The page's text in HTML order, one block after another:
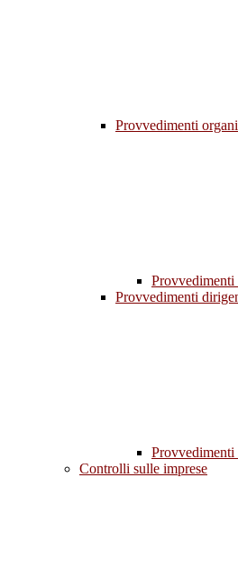
Provvedimenti
Provvedimenti
Controlli sulle imprese